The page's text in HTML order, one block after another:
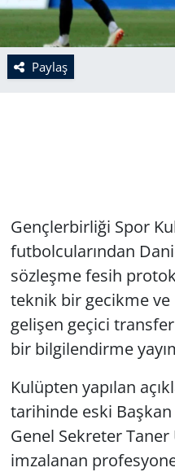
Paylaş
Gençlerbirliği Spor
futbolcularından
sözleşme fesih
teknik bir gecikme ve
gelişen geçici
bir bilgilendirme
Kulüpten yapılan
tarihinde eski
Genel Sekreter
imzalanan